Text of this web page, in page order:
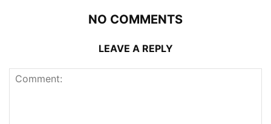
NO COMMENTS
LEAVE A REPLY